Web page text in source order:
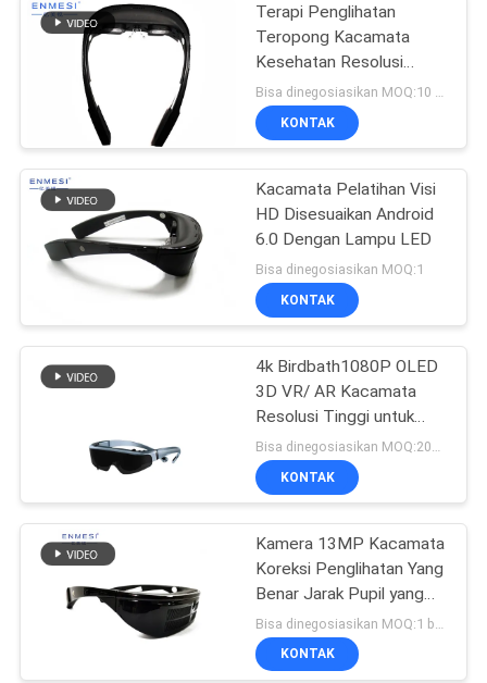
PETA
SITUS
KEBIJAKAN
PRIVASI
Terapi Penglihatan
Teropong Kacamata
Kesehatan Resolusi
Tinggi HD Miopia
Hyperopia Dengan
Kamera
Bisa dinegosiasikan MOQ:10 buah
KONTAK
Kacamata Pelatihan Visi
HD Disesuaikan Android
6.0 Dengan Lampu LED
Bisa dinegosiasikan MOQ:1
KONTAK
4k Birdbath1080P OLED
3D VR/ AR Kacamata
Resolusi Tinggi untuk
Menonton Film
KONTAK
Kamera 13MP Kacamata
Koreksi Penglihatan Yang
Benar Jarak Pupil yang
Dapat Disesuaikan Untuk
Medis
KONTAK